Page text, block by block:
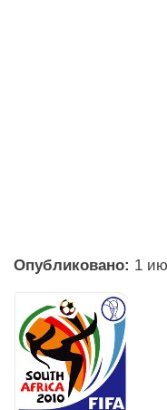
Опубликовано: 1